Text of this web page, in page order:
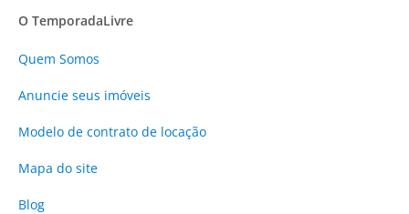
O TemporadaLivre
Quem Somos
Anuncie seus imóveis
Modelo de contrato de locação
Mapa do site
Blog